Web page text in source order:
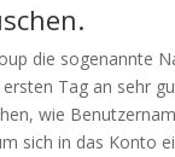
die sogenannte
Tag an sehr
wie
sich in das Konto